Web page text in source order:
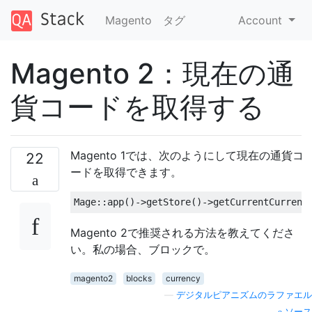
Magento タグ Account
Magento 2：現在の通
貨コードを取得する
22
Magento 1では、次のようにして現在の通貨コ
ードを取得できます。
Mage:: app()->getStore()->
Magento 2で推奨される方法を教えてくださ
い。私の場合、ブロックで。
magento2 blocks
currency
デジタルピアニズムのラファエル